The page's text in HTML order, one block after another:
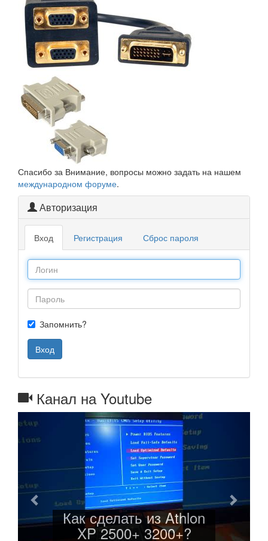
Спасибо за Внимание, вопросы можно задать на нашем
международном форуме.
Авторизация
Вход Регистрация Сброс пароля
Запомнить?
Вход
Канал на Youtube
Как сделать из Athlon
XP 2500+ 3200+?
Назад